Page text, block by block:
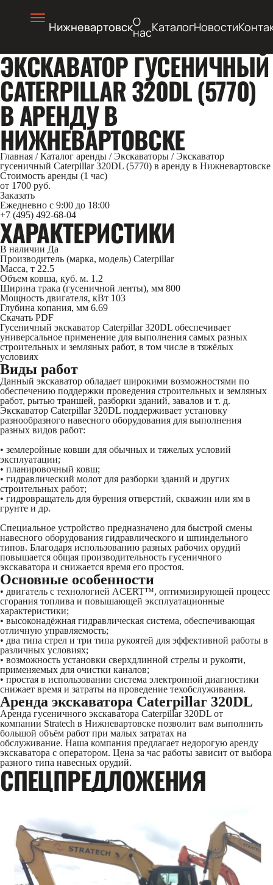
НижневартовскО
насКаталогНовости
ЭКСКАВАТОР ГУСЕНИЧНЫЙ
CATERPILLAR 320DL (5770)
В АРЕНДУ В
НИЖНЕВАРТОВСКЕ
Главная / Каталог аренды / Экскаваторы / Экскаватор
гусеничный Caterpillar 320DL (5770) в аренду в Нижневартовске
Стоимость аренды (1 час)
от 1700 руб.
Заказать
Ежедневно с 9:00 до 18:00
+7 (495) 492-68-04
ХАРАКТЕРИСТИКИ
В наличии Да
Производитель (марка, модель) Caterpillar
Масса, т 22.5
Объем ковша, куб. м. 1.2
Ширина трака (гусеничной ленты), мм 800
Мощность двигателя, кВт 103
Глубина копания, мм 6.69
Скачать PDF
Гусеничный экскаватор Caterpillar 320DL обеспечивает
универсальное применение для выполнения самых разных
строительных и земляных работ, в том числе в тяжёлых
условиях
Виды работ
Данный экскаватор обладает широкими возможностями по
обеспечению поддержки проведения строительных и земляных
работ, рытью траншей, разборки зданий, завалов и т. д.
Экскаватор Caterpillar 320DL поддерживает установку
разнообразного навесного оборудования для выполнения
разных видов работ:
• землеройные ковши для обычных и тяжелых условий
эксплуатации;
• планировочный ковш;
• гидравлический молот для разборки зданий и других
строительных работ;
• гидровращатель для бурения отверстий, скважин или ям в
грунте и др.
Специальное устройство предназначено для быстрой смены
навесного оборудования гидравлического и шпиндельного
типов. Благодаря использованию разных рабочих орудий
повышается общая производительность гусеничного
экскаватора и снижается время его простоя.
Основные особенности
• двигатель c технологией ACERT™, оптимизирующей процесс
сгорания топлива и повышающей эксплуатационные
характеристики;
• высоконадёжная гидравлическая система, обеспечивающая
отличную управляемость;
• два типа стрел и три типа рукоятей для эффективной работы в
различных условиях;
• возможность установки сверхдлинной стрелы и рукояти,
применяемых для очистки каналов;
• простая в использовании система электронной диагностики
снижает время и затраты на проведение техобслуживания.
Аренда экскаватора Caterpillar 320DL
Аренда гусеничного экскаватора Caterpillar 320DL от
компании Stratech в Нижневартовске позволит вам выполнить
большой объём работ при малых затратах на
обслуживание. Наша компания предлагает недорогую аренду
экскаватора с оператором. Цена за час работы зависит от выбора
разного типа навесных орудий.
CПЕЦПРЕДЛОЖЕНИЯ